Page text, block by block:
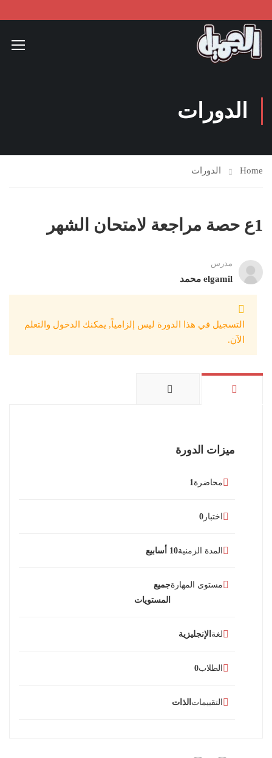
الدورات
Home الدورات
1ع حصة مراجعة لامتحان الشهر
مدرس
elgamil محمد
التسجيل في هذا الدورة ليس إلزامياً, يمكنك الدخول والتعلم
الآن.
ميزات الدورة
محاضرة 1
اختبار 0
المدة الزمنية10 أسابيع
مستوى المهارةجميع
المستويات
لغة الإنجليزية
الطلاب0
التقييمات الذات